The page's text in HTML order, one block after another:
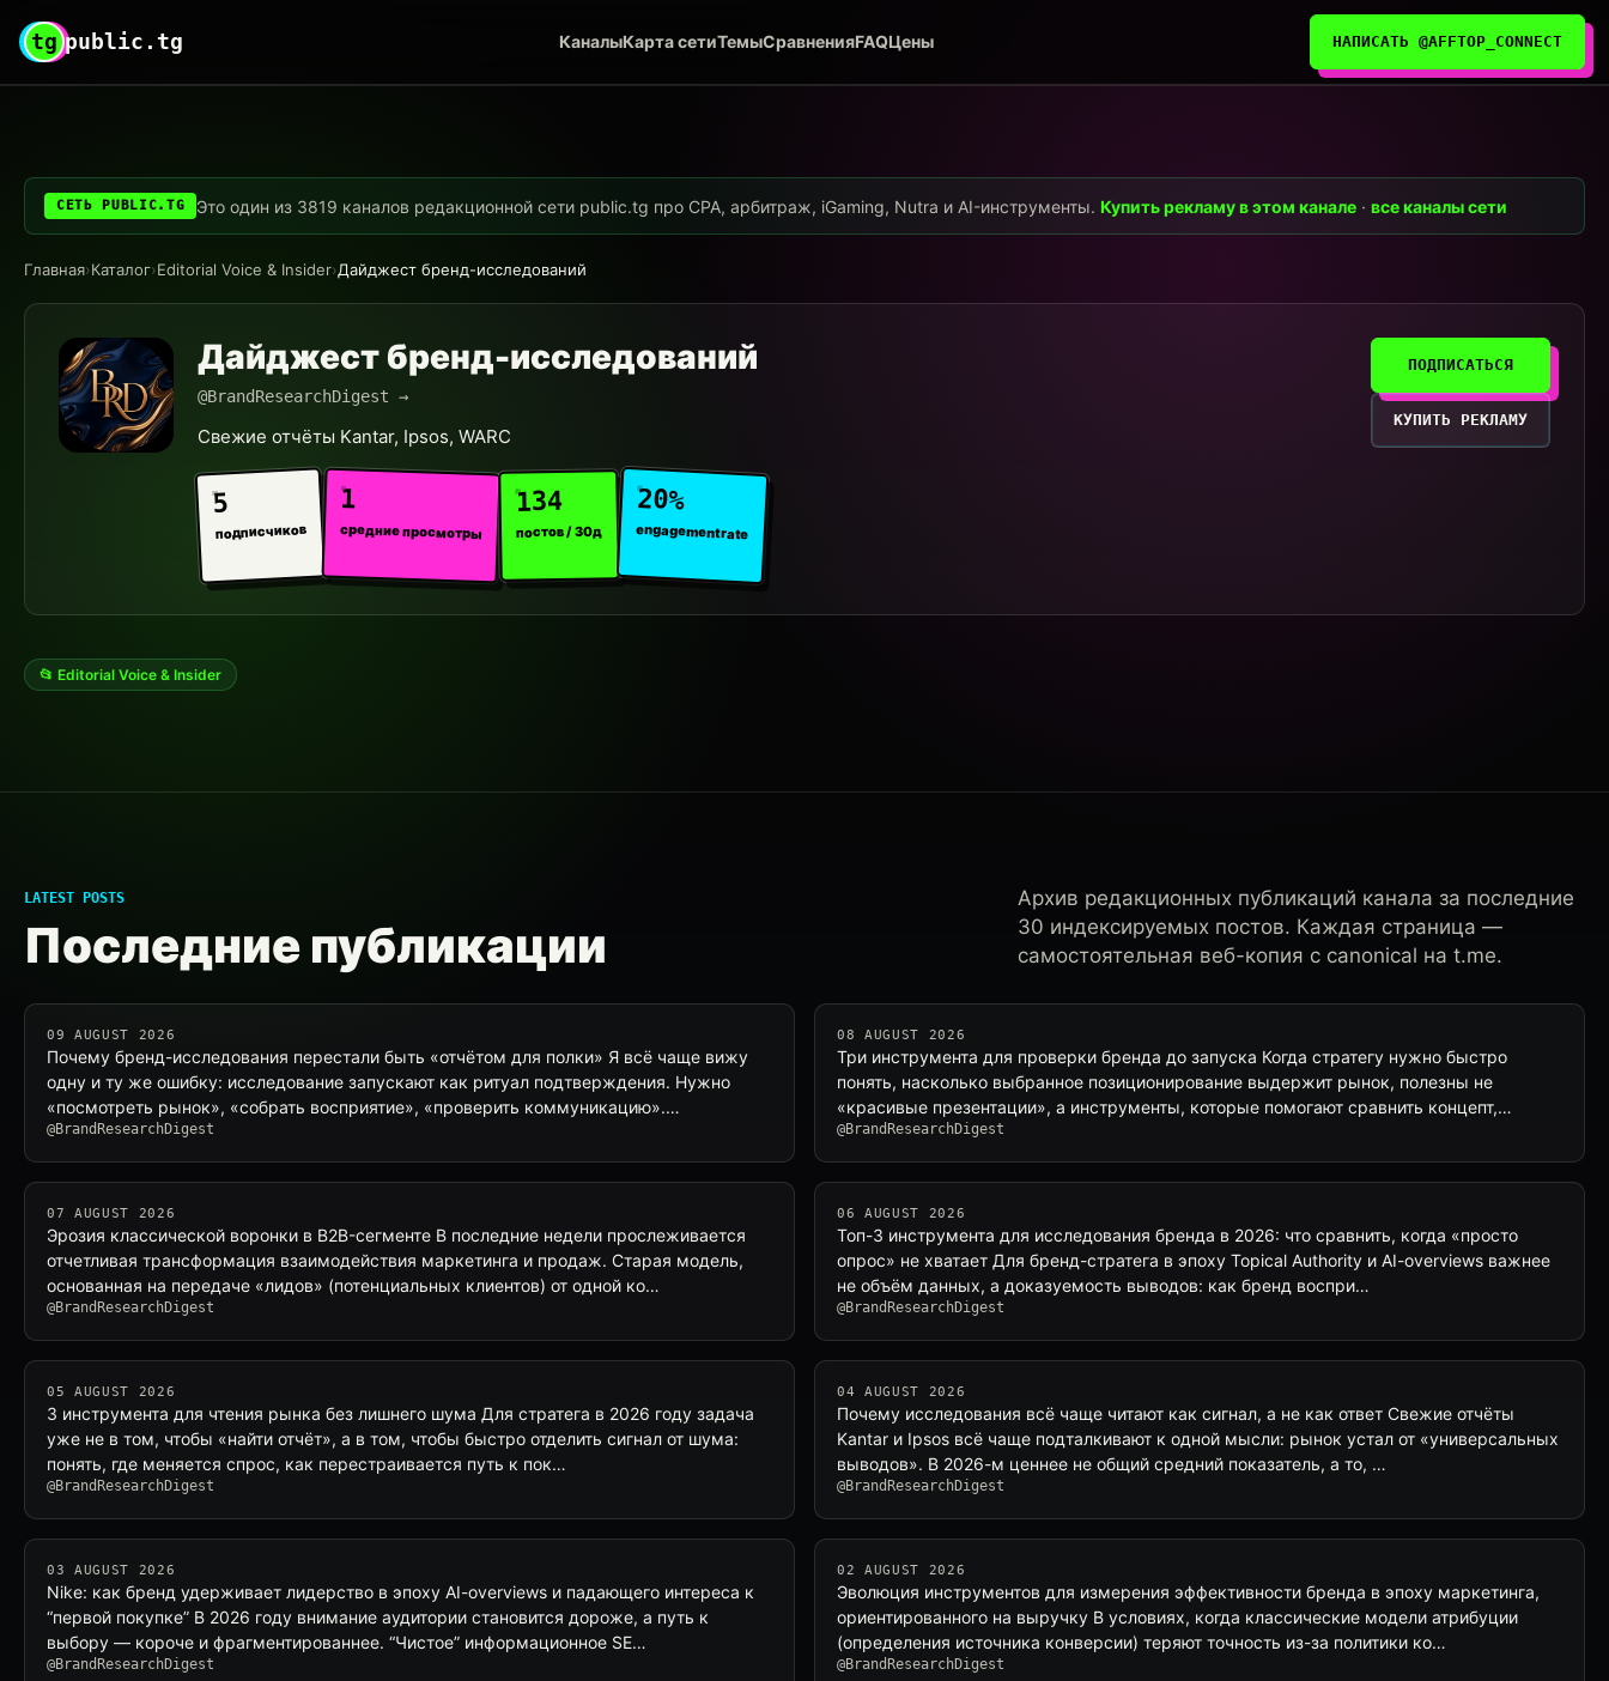
tg public.tg КаналыКарта сетиТемыСравненияFAQЦены НАПИСАТЬ @AFFTOP_CONNECT
СЕТЬ PUBLIC.TG Это один из 3819 каналов редакционной сети public.tg про CPA, арбитраж, iGaming, Nutra и AI-инструменты.Купить рекламу в этом канале ·все каналы сети
Главная›Каталог›Editorial Voice & Insider›Дайджест бренд-исследований
Дайджест бренд-исследований
@BrandResearchDigest →
Свежие отчёты Kantar, Ipsos, WARC
5
подписчиков
1
средние просмотры
134
постов / 30д
20%
engagement rate
ПОДПИСАТЬСЯ
КУПИТЬ РЕКЛАМУ
📂 Editorial Voice & Insider
LATEST POSTS
Последние публикации
Архив редакционных публикаций канала за последние
30 индексируемых постов. Каждая страница —
самостоятельная веб-копия с canonical на t.me.
09 AUGUST 2026
Почему бренд-исследования перестали быть «отчётом для полки» Я всё чаще вижу
одну и ту же ошибку: исследование запускают как ритуал подтверждения. Нужно
«посмотреть рынок», «собрать восприятие», «проверить коммуникацию».…
@BrandResearchDigest
08 AUGUST 2026
Три инструмента для проверки бренда до запуска Когда стратегу нужно быстро
понять, насколько выбранное позиционирование выдержит рынок, полезны не
«красивые презентации», а инструменты, которые помогают сравнить концепт,…
@BrandResearchDigest
07 AUGUST 2026
Эрозия классической воронки в B2B-сегменте В последние недели прослеживается
отчетливая трансформация взаимодействия маркетинга и продаж. Старая модель,
основанная на передаче «лидов» (потенциальных клиентов) от одной ко…
@BrandResearchDigest
06 AUGUST 2026
Топ-3 инструмента для исследования бренда в 2026: что сравнить, когда «просто
опрос» не хватает Для бренд-стратега в эпоху Topical Authority и AI-overviews важнее
не объём данных, а доказуемость выводов: как бренд воспри…
@BrandResearchDigest
05 AUGUST 2026
3 инструмента для чтения рынка без лишнего шума Для стратега в 2026 году задача
уже не в том, чтобы «найти отчёт», а в том, чтобы быстро отделить сигнал от шума:
понять, где меняется спрос, как перестраивается путь к пок…
@BrandResearchDigest
04 AUGUST 2026
Почему исследования всё чаще читают как сигнал, а не как ответ Свежие отчёты
Kantar и Ipsos всё чаще подталкивают к одной мысли: рынок устал от «универсальных
выводов». В 2026-м ценнее не общий средний показатель, а то, …
@BrandResearchDigest
03 AUGUST 2026
Nike: как бренд удерживает лидерство в эпоху AI-overviews и падающего интереса к
“первой покупке” В 2026 году внимание аудитории становится дороже, а путь к
выбору — короче и фрагментированнее. “Чистое” информационное SE…
@BrandResearchDigest
02 AUGUST 2026
Эволюция инструментов для измерения эффективности бренда в эпоху маркетинга,
ориентированного на выручку В условиях, когда классические модели атрибуции
(определения источника конверсии) теряют точность из-за политики ко…
@BrandResearchDigest